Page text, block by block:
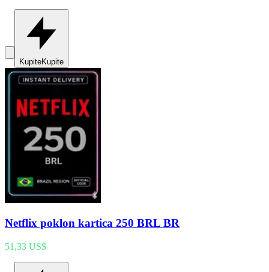
KupiteKupite
Netflix poklon kartica 250 BRL BR
51,33 US$